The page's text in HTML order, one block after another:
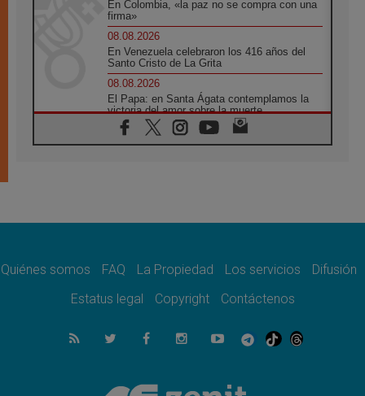
En Colombia, «la paz no se compra con una
firma»
08.08.2026
En Venezuela celebraron los 416 años del
Santo Cristo de La Grita
08.08.2026
El Papa: en Santa Ágata contemplamos la
victoria del amor sobre la muerte
08.08.2026
León XIV visitará el Santuario de la Madre
07.08.2026
07.08.2026
el compromiso del cristiano"
La matanza de niños en Gaza no cesa: 300
muertos en 300 días
Tagle: La guerra desfigura el mundo, solo la
revelación de Dios lo transfigura
Quiénes somos FAQ La Propiedad Los servicios
Difusión
Estatus legal
Copyright Contáctenos